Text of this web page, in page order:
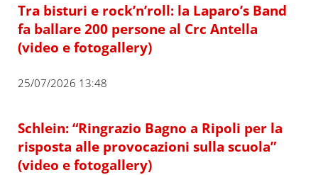
Tra bisturi e rock’n’roll: la Laparo’s Band
fa ballare 200 persone al Crc Antella
(video e fotogallery)
25/07/2026 13:48
Schlein: “Ringrazio Bagno a Ripoli per la
risposta alle provocazioni sulla scuola”
(video e fotogallery)